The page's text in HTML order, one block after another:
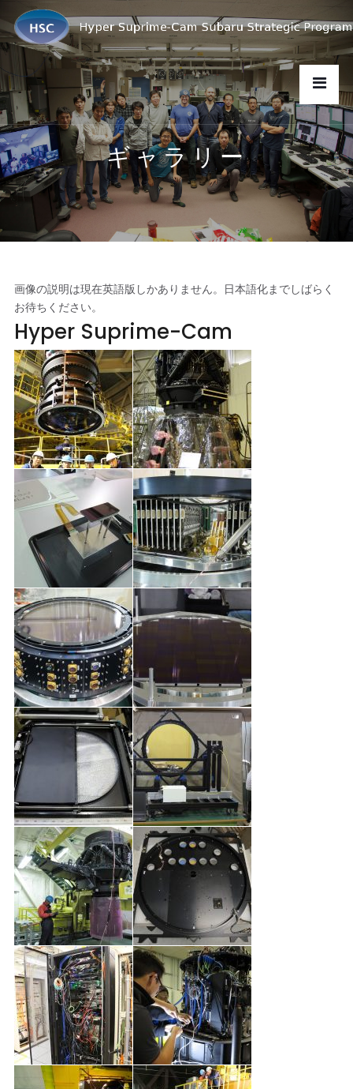
ギャラリー
画像の説明は現在英語版しかありません。日本語化までしばらく
お待ちください。
Hyper Suprime-Cam